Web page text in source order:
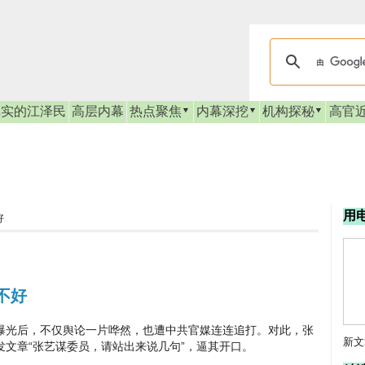
的江泽民 高层内幕 热点聚焦 内幕深挖 机构探秘 高官
好
，不仅舆论一片哗然，也遭中共官媒连连追打。对此，张
章“张艺谋委员，请站出来说几句”，逼其开口。
用
新